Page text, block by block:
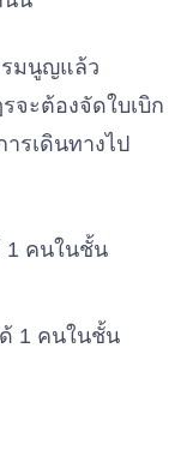
รมนูญแล้ว
จะต้องจัดใบเบิก
รเดินทางไป
1 คนในชั้น
1 คนในชั้น